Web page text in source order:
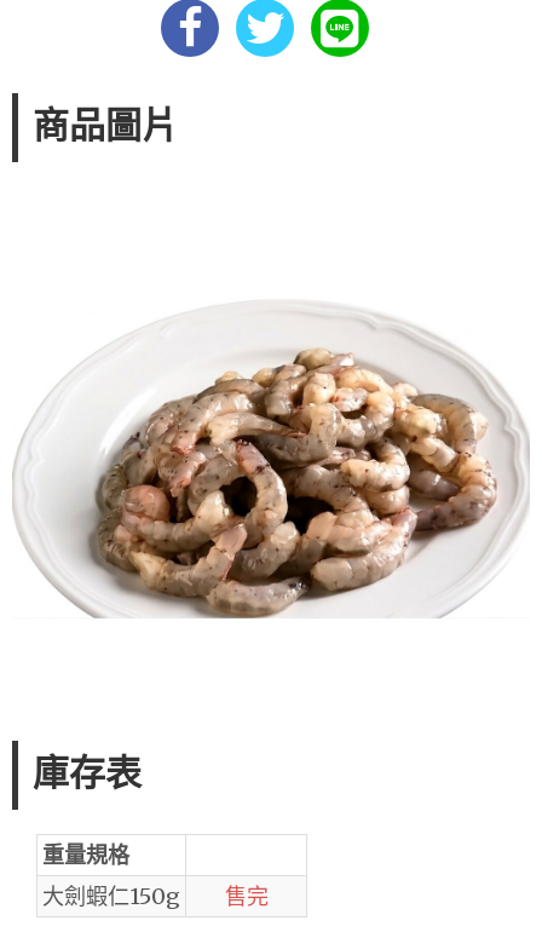
商品圖片
庫存表
重量規格
大劍蝦仁150g
售完